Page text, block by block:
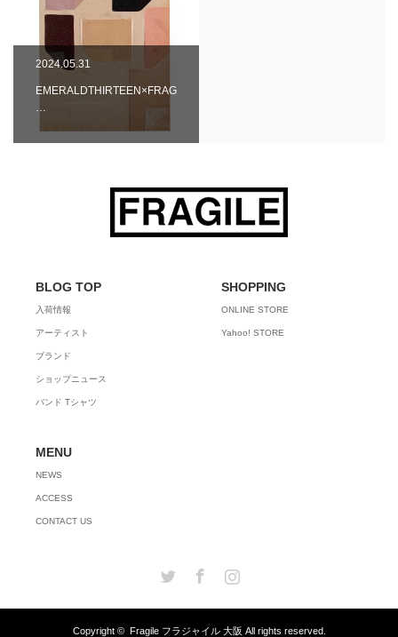
2024.05.31
EMERALDTHIRTEEN×FRAG
…
BLOG TOP
入荷情報
アーティスト
ブランド
ショップニュース
バンド Tシャツ
SHOPPING
ONLINE STORE
Yahoo! STORE
MENU
NEWS
ACCESS
CONTACT US
Twitter Facebook
Copyright © Fragile フラジャイル 大阪 All rights reserved.